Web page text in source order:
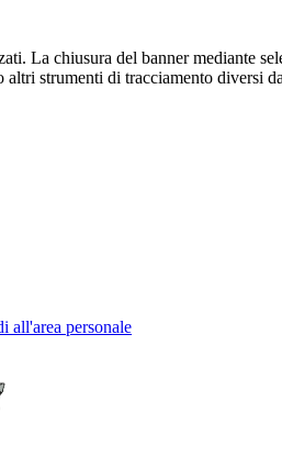
La chiusura del banner mediante
strumenti di tracciamento diversi
all'area personale